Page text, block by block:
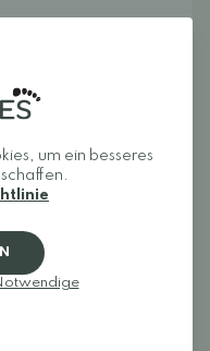
Sie die
Wir empfehlen, die
regelmäßig
behandeln, um ihre
erhalten.
ermöglichen. Die
Platz, und die flexible
optimale
beim Spielen. Die
um ein besseres